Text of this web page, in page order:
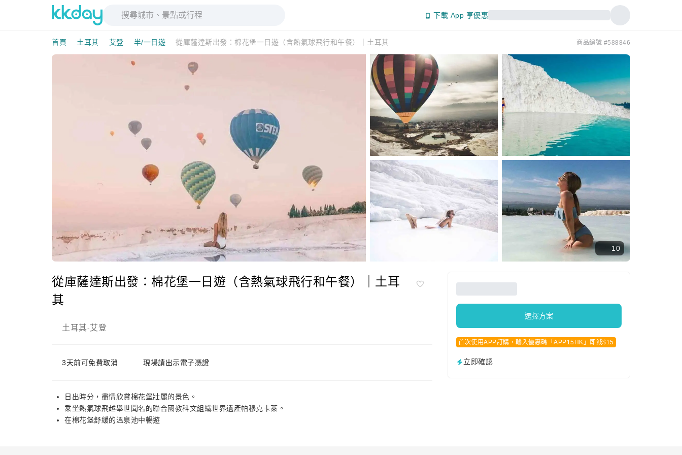
下載 App 享優惠
首頁 土耳其 艾登 半/一日遊 從庫薩達斯出發：棉花堡一日遊（含熱氣球飛行和午餐）｜土耳其 商品編號 #588846
10
從庫薩達斯出發：棉花堡一日遊（含熱氣球飛行和午餐）｜土耳
其
土耳其-艾登
3天前可免費取消 現場請出示電子憑證
日出時分，盡情欣賞棉花堡壯麗的景色。
乘坐熱氣球飛越舉世聞名的聯合國教科文組織世界遺產帕穆克卡萊。
在棉花堡舒緩的溫泉池中暢遊
選擇方案
首次使用APP訂購，輸入優惠碼「APP15HK」即減$15
立即確認